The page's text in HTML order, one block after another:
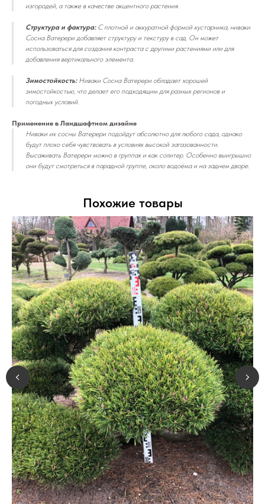
изгородей, а также в качестве акцентного растения.
Структура и фактура:С плотной и аккуратной формой кустарника, ниваки
Сосна Ватерери добавляет структуру и текстуру в сад. Он может
использоваться для создания контраста с другими растениями или для
добавления вертикального элемента.
Зимостойкость: Ниваки Сосна Ватерери обладает хорошей
зимостойкостью, что делает его подходящим для разных регионов и
погодных условий.
Применение в Ландшафтном дизайне
Ниваки их сосны Ватерери подойдут абсолютно для любого сада, однако
будут плохо себя чувствовать в условиях высокой загазованности.
Высаживать Ватерери можно в группах и как солитер. Особенно выигрышно
они будут смотреться в парадной группе, около водоёма и на заднем дворе.
Похожие товары